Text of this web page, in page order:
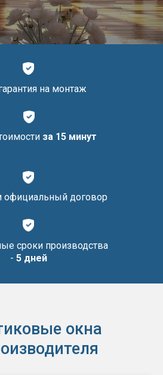
официальный договор
на монтаж
сроки производства
- 5 дней
за 15 минут
окна